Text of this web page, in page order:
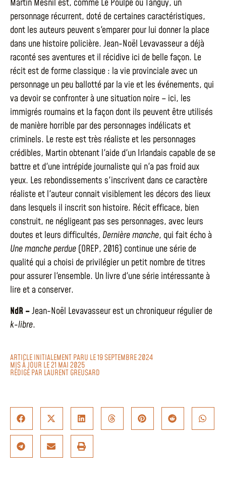
Martin Mesnil est, comme Le Poulpe ou Tanguy, un
personnage récurrent, doté de certaines caractéristiques,
dont les auteurs peuvent s'emparer pour lui donner la place
dans une histoire policière. Jean-Noël Levavasseur a déjà
raconté ses aventures et il récidive ici de belle façon. Le
récit est de forme classique : la vie provinciale avec un
personnage un peu ballotté par la vie et les événements, qui
va devoir se confronter à une situation noire – ici, les
immigrés roumains et la façon dont ils peuvent être utilisés
de manière horrible par des personnages indélicats et
criminels. Le reste est très réaliste et les personnages
crédibles, Martin obtenant l'aide d'un Irlandais capable de se
battre et d'une intrépide journaliste qui n'a pas froid aux
yeux. Les rebondissements s'inscrivent dans ce caractère
réaliste et l'auteur connait visiblement les décors des lieux
dans lesquels il inscrit son histoire. Récit efficace, bien
construit, ne négligeant pas ses personnages, avec leurs
doutes et leurs difficultés, Dernière manche, qui fait écho à
Une manche perdue (OREP, 2016) continue une série de
qualité qui a choisi de privilégier un petit nombre de titres
pour assurer l'ensemble. Un livre d'une série intéressante à
lire et a conserver.
NdR –Jean-Noël Levavasseur est un chroniqueur régulier de
k-libre.
ARTICLE INITIALEMENT PARU LE 19 SEPTEMBRE 2024
MIS À JOUR LE 21 MAI 2025
RÉDIGÉ PAR LAURENT GREUSARD